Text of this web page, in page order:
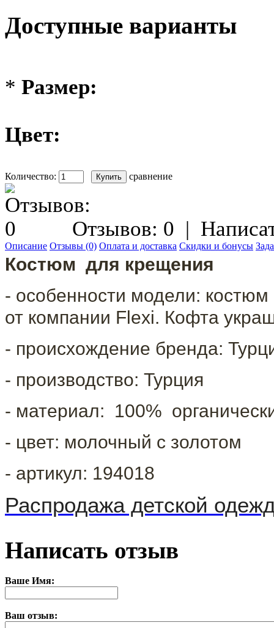
Доступные варианты
* Размер:
Цвет:
Количество: сравнение
Отзывов: 0 |
Описание Отзывы (0) Оплата и доставка Скидки и бонусы
Костюм для крещения
- особенности модели:
от компании Flexi. Кофта
- происхождение бренда:
- производство: Турция
- материал: 100%
- цвет: молочный с золотом
- артикул: 194018
Распродажа детской
Написать отзыв
Ваше Имя:
Ваш отзыв: